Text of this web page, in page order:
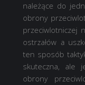
należące do
obrony
przeciwlotniczej
ostrzałów a
ten sposób
skuteczna, ale
obrony